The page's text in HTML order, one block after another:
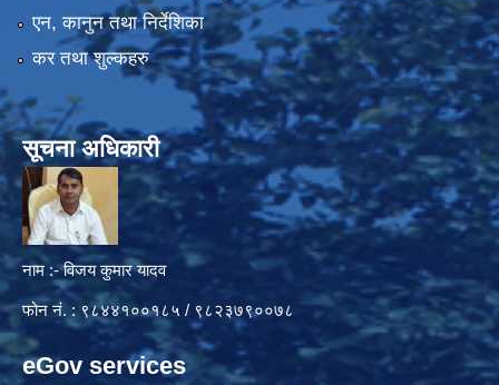
एन, कानुन तथा निर्देशिका
कर तथा शुल्कहरु
सूचना अधिकारी
नाम :- विजय कुमार यादव
फोन नं. : ९८४४१००१८५ / ९८२३७९००७८
eGov services